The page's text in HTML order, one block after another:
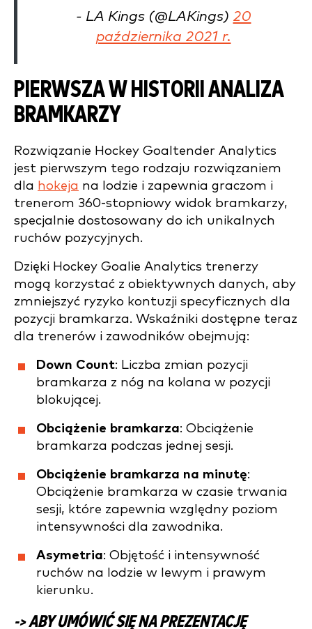
- LA Kings (@LAKings) 20
października 2021 r.
PIERWSZA W HISTORII ANALIZA
BRAMKARZY
Rozwiązanie Hockey Goaltender Analytics
jest pierwszym tego rodzaju rozwiązaniem
dla hokeja na lodzie i zapewnia graczom i
trenerom 360-stopniowy widok bramkarzy,
specjalnie dostosowany do ich unikalnych
ruchów pozycyjnych.
Dzięki Hockey Goalie Analytics trenerzy
mogą korzystać z obiektywnych danych, aby
zmniejszyć ryzyko kontuzji specyficznych dla
pozycji bramkarza. Wskaźniki dostępne teraz
dla trenerów i zawodników obejmują:
Down Count: Liczba zmian pozycji
bramkarza z nóg na kolana w pozycji
blokującej.
Obciążenie bramkarza: Obciążenie
bramkarza podczas jednej sesji.
Obciążenie bramkarza na minutę:
Obciążenie bramkarza w czasie trwania
sesji, które zapewnia względny poziom
intensywności dla zawodnika.
Asymetria: Objętość i intensywność
ruchów na lodzie w lewym i prawym
kierunku.
-> ABY UMÓWIĆ SIĘ NA PREZENTACJĘ